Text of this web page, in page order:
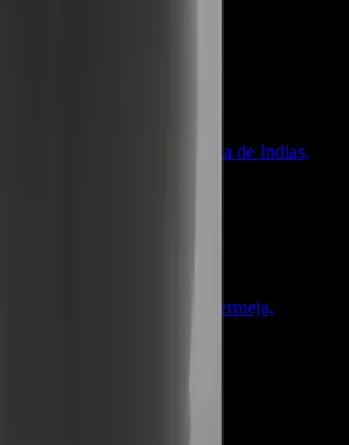
nuestras tiendas
Local 130 Cartagena de Indias,
66 Local 107 Barrancabermeja,